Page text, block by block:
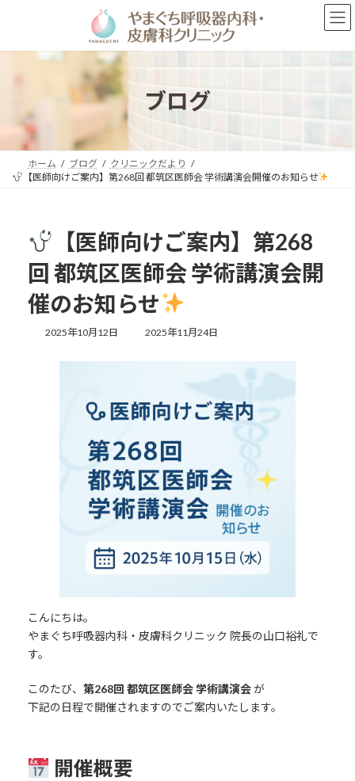
ン
プ
ー
動
ブログ
ホーム ブログ
クリニックだより
【医師向けご案内】第268回 都筑区医師会 学術講演会開催のお知らせ
【医師向けご案内】第268
回 都筑区医師会 学術講演会開
催のお知らせ
2025年10月12日
最
時
:
2025年11月24日
こんにちは。
やまぐち呼吸器内科・皮膚科クリニック 院長の山口裕礼で
す。
このたび、 第268回 都筑区医師会 学術講演会が
下記の日程で開催されますのでご案内いたします。
開催概要